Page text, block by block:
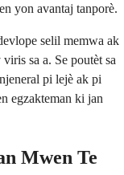
yon avantaj tanporè.
selil memwa ak
sa a. Se poutèt sa
pi lejè ak pi
egzakteman ki jan
Mwen Te